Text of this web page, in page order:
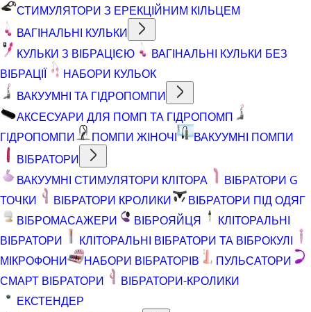
СТИМУЛЯТОРИ З ЕРЕКЦІЙНИМ КІЛЬЦЕМ
ВАГІНАЛЬНІ КУЛЬКИ
КУЛЬКИ З ВІБРАЦІЄЮ
ВАГІНАЛЬНІ КУЛЬКИ БЕЗ
ВІБРАЦІЇ
НАБОРИ КУЛЬОК
ВАКУУМНІ ТА ГІДРОПОМПИ
АКСЕСУАРИ ДЛЯ ПОМП ТА ГІДРОПОМП
ГІДРОПОМПИ
ПОМПИ ЖІНОЧІ
ВАКУУМНІ ПОМПИ
ВІБРАТОРИ
ВАКУУМНІ СТИМУЛЯТОРИ КЛІТОРА
ВІБРАТОРИ G
ТОЧКИ
ВІБРАТОРИ КРОЛИКИ
ВІБРАТОРИ ПІД ОДЯГ
ВІБРОМАСАЖЕРИ
ВІБРОЯЙЦЯ
КЛІТОРАЛЬНІ
ВІБРАТОРИ
КЛІТОРАЛЬНІ ВІБРАТОРИ ТА ВІБРОКУЛІ
МІКРОФОНИ
НАБОРИ ВІБРАТОРІВ
ПУЛЬСАТОРИ
СМАРТ ВІБРАТОРИ
ВІБРАТОРИ-КРОЛИКИ
ЕКСТЕНДЕР